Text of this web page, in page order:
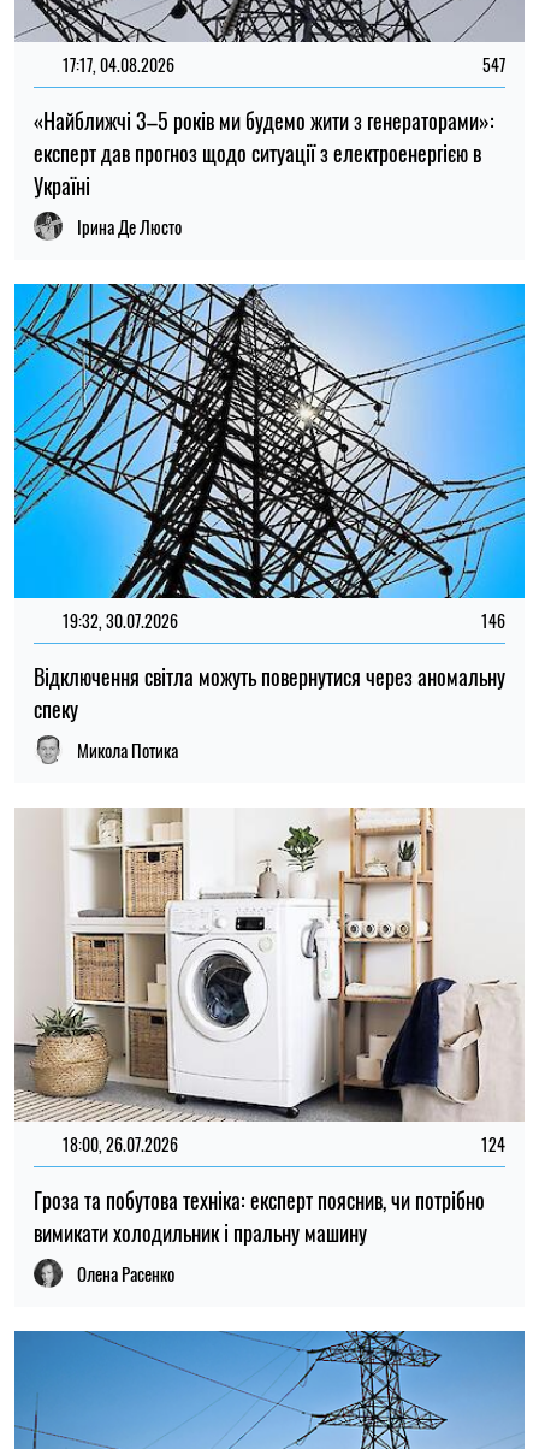
17:17, 04.08.2026 547
«Найближчі 3–5 років ми будемо жити з генераторами»:
експерт дав прогноз щодо ситуації з електроенергією в
Україні
Ірина Де Люсто
19:32, 30.07.2026 146
Відключення світла можуть повернутися через аномальну
спеку
Микола Потика
18:00, 26.07.2026 124
Гроза та побутова техніка: експерт пояснив, чи потрібно
вимикати холодильник і пральну машину
Олена Расенко